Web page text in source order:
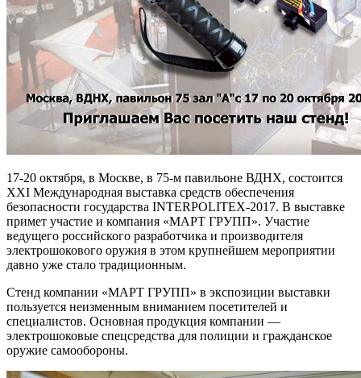
17-20 октября, в Москве, в 75-м павильоне ВДНХ, состоится
XXI Международная выставка средств обеспечения
безопасности государства INTERPOLITEX-2017. В выставке
примет участие и компания «МАРТ ГРУПП». Участие
ведущего российского разработчика и производителя
электрошокового оружия в этом крупнейшем мероприятии
давно уже стало традиционным.
Стенд компании «МАРТ ГРУПП» в экспозиции выставки
пользуется неизменным вниманием посетителей и
специалистов. Основная продукция компании —
электрошоковые спецсредства для полиции и гражданское
оружие самообороны.